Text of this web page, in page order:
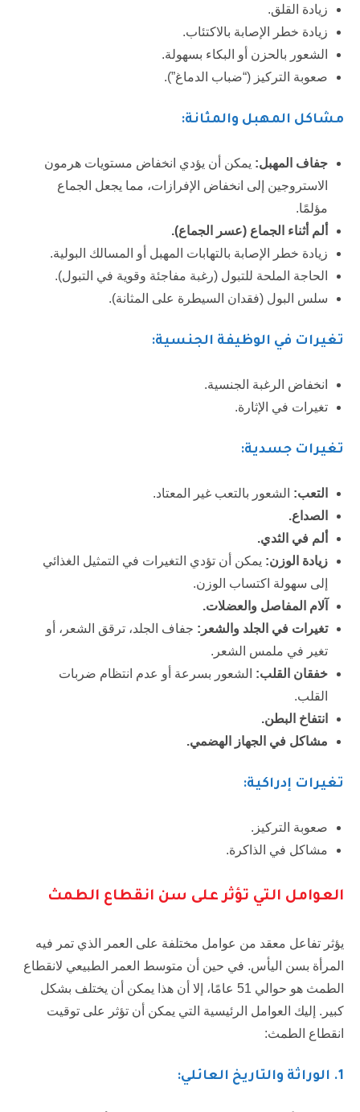
زيادة القلق.
زيادة خطر الإصابة بالاكتئاب.
الشعور بالحزن أو البكاء بسهولة.
صعوبة التركيز (“ضباب الدماغ”).
مشاكل المهبل والمثانة:
جفاف المهبل: يمكن أن يؤدي انخفاض مستويات هرمون
الاستروجين إلى انخفاض الإفرازات، مما يجعل الجماع
مؤلمًا.
ألم أثناء الجماع (عسر الجماع).
زيادة خطر الإصابة بالتهابات المهبل أو المسالك البولية.
الحاجة الملحة للتبول (رغبة مفاجئة وقوية في التبول).
سلس البول (فقدان السيطرة على المثانة).
تغيرات في الوظيفة الجنسية:
انخفاض الرغبة الجنسية.
تغيرات في الإثارة.
تغيرات جسدية:
التعب: الشعور بالتعب غير المعتاد.
الصداع.
ألم في الثدي.
زيادة الوزن: يمكن أن تؤدي التغيرات في التمثيل الغذائي
إلى سهولة اكتساب الوزن.
آلام المفاصل والعضلات.
تغيرات في الجلد والشعر: جفاف الجلد، ترقق الشعر، أو
تغير في ملمس الشعر.
خفقان القلب: الشعور بسرعة أو عدم انتظام ضربات
القلب.
انتفاخ البطن.
مشاكل في الجهاز الهضمي.
تغيرات إدراكية:
صعوبة التركيز.
مشاكل في الذاكرة.
العوامل التي تؤثر على سن انقطاع الطمث
يؤثر تفاعل معقد من عوامل مختلفة على العمر الذي تمر فيه
المرأة بسن اليأس. في حين أن متوسط العمر الطبيعي لانقطاع
الطمث هو حوالي 51 عامًا، إلا أن هذا يمكن أن يختلف بشكل
كبير. إليك العوامل الرئيسية التي يمكن أن تؤثر على توقيت
انقطاع الطمث:
1. الوراثة والتاريخ العائلي: